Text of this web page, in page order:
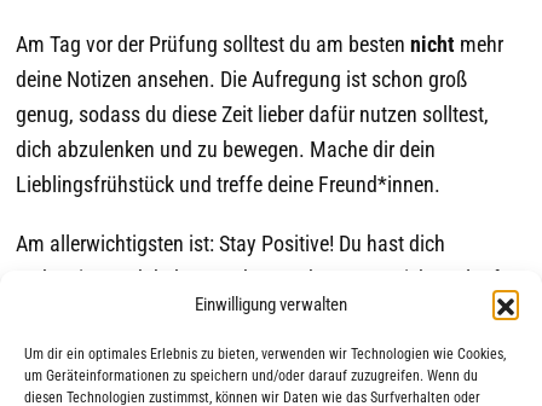
Einwilligung verwalten
Um dir ein optimales Erlebnis zu bieten, verwenden wir Technologien wie Cookies,
um Geräteinformationen zu speichern und/oder darauf zuzugreifen. Wenn du
diesen Technologien zustimmst, können wir Daten wie das Surfverhalten oder
Am Tag vor der Prüfung solltest du am bestennicht mehr
deine Notizen ansehen. Die Aufregung ist schon groß
genug, sodass du diese Zeit lieber dafür nutzen solltest,
dich abzulenken und zu bewegen. Mache dir dein
Lieblingsfrühstück und treffe deine Freund*innen.
Am allerwichtigsten ist: Stay Positive! Du hast dich
vorbereitet und du kannst das. Und wenn es nicht so laufen
sollte, wie du dir das vorgestellt hast, dann sei dir sicher,
davon geht die Welt nicht unter.